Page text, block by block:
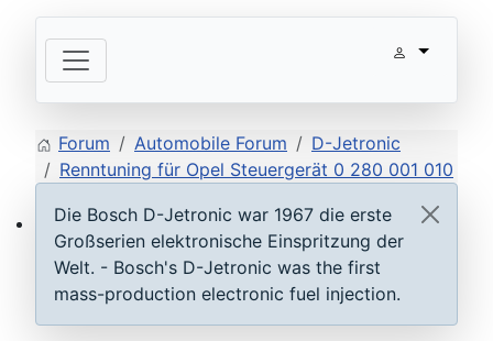
ECU D-Jetronic & KE-Jetronic: Test and tune
Forum Automobile Forum
D-Jetronic
Renntuning für Opel Steuergerät 0 280 001 010
Die Bosch D-Jetronic war 1967 die erste
Großserien elektronische Einspritzung der
Welt. - Bosch's D-Jetronic was the first
mass-production electronic fuel injection.